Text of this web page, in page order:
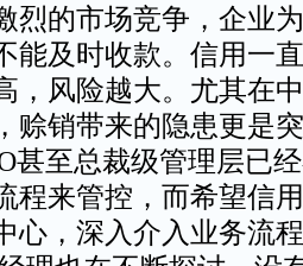
烈的市场竞争，企业
能及时收款。信用一
，风险越大。尤其在
赊销带来的隐患更是
甚至总裁级管理层已
程来管控，而希望信
心，深入介入业务流